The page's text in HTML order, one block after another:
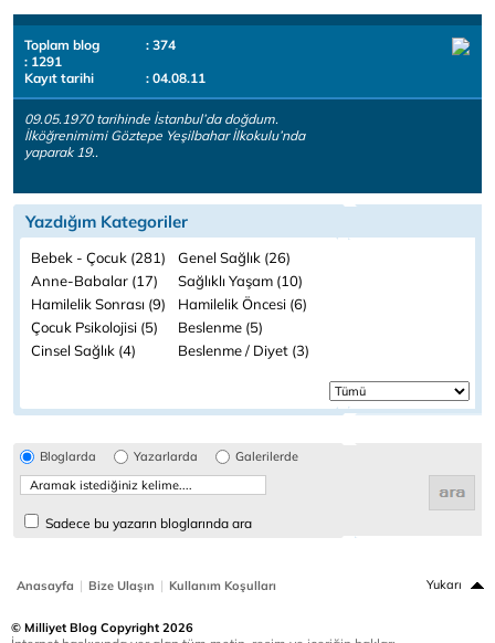
Toplam blog
: 374
: 1291
Kayıt tarihi
: 04.08.11
09.05.1970 tarihinde İstanbul’da doğdum.
İlköğrenimimi Göztepe Yeşilbahar İlkokulu’nda
yaparak 19..
Yazdığım Kategoriler
Bebek - Çocuk (281)
Genel Sağlık (26)
Anne-Babalar (17)
Sağlıklı Yaşam (10)
Hamilelik Sonrası (9)
Hamilelik Öncesi (6)
Çocuk Psikolojisi (5)
Beslenme (5)
Cinsel Sağlık (4)
Beslenme / Diyet (3)
Bloglarda Yazarlarda Galerilerde
Sadece bu yazarın bloglarında ara
Anasayfa | Bize Ulaşın | Kullanım Koşulları Yukarı
© Milliyet Blog Copyright 2026